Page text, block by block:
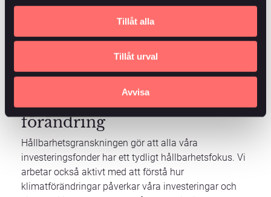
Tillåt alla
Tillåt urval
Avvisa
utifrån olika ESG-parametrar. Verktyget kan till
exempel analysera koldioxidavtryck,
vattenförbrukning och mångfald. På så sätt kan vi
identifiera både risker och möjligheter i portföljen.
Investeringar som bidrar till
förändring
Hållbarhetsgranskningen gör att alla våra
investeringsfonder har ett tydligt hållbarhetsfokus. Vi
arbetar också aktivt med att förstå hur
klimatförändringar påverkar våra investeringar och